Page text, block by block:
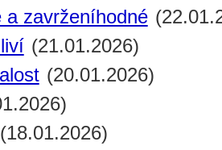
a zavrženíhodné
(21.01.2026)
(20.01.2026)
(18.01.2026)